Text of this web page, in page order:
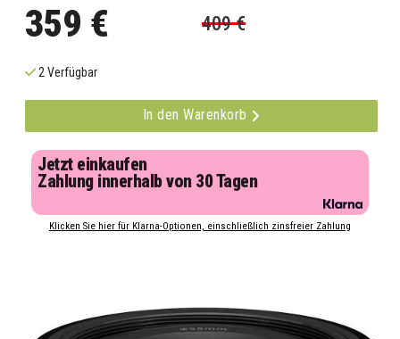
359 € 409 €
2 Verfügbar
In den Warenkorb
Jetzt einkaufen
Zahlung innerhalb von 30 Tagen
Klicken Sie hier für Klarna-Optionen, einschließlich zinsfreier Zahlung